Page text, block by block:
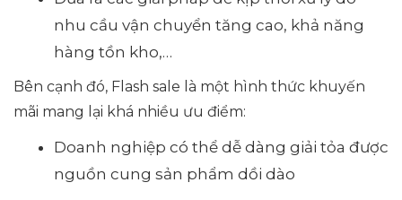
nhu cầu vận chuyển tăng cao, khả năng
hàng tồn kho,…
Bên cạnh đó, Flash sale là một hình thức khuyến
mãi mang lại khá nhiều ưu điểm:
Doanh nghiệp có thể dễ dàng giải tỏa được
nguồn cung sản phẩm dồi dào